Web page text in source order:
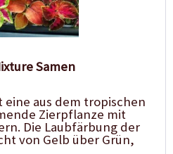
Samen
eine aus dem tropischen
Zierpflanze mit
Die Laubfärbung der
von Gelb über Grün,